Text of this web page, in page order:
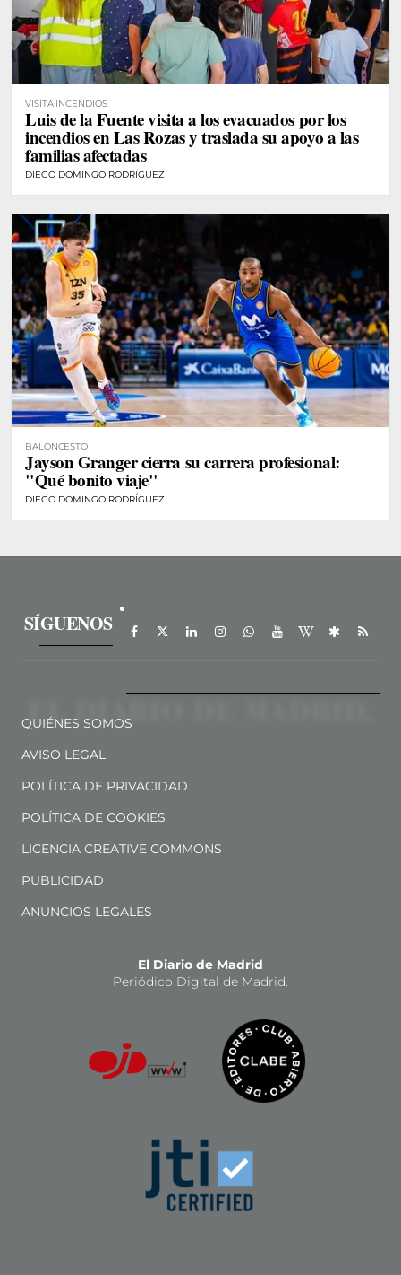
VISITA INCENDIOS
Luis de la Fuente visita a los evacuados por los
incendios en Las Rozas y traslada su apoyo a las
familias afectadas
DIEGO DOMINGO RODRÍGUEZ
BALONCESTO
Jayson Granger cierra su carrera profesional:
"Qué bonito viaje"
DIEGO DOMINGO RODRÍGUEZ
SÍGUENOS
QUIÉNES SOMOS
AVISO LEGAL
POLÍTICA DE PRIVACIDAD
POLÍTICA DE COOKIES
LICENCIA CREATIVE COMMONS
PUBLICIDAD
ANUNCIOS LEGALES
El Diario de Madrid
Periódico Digital de Madrid.